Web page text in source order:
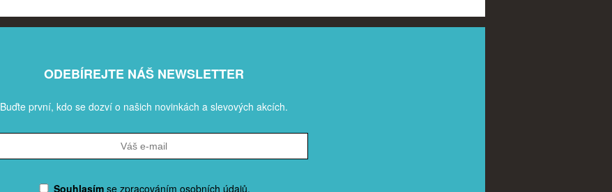
ODEBÍREJTE NÁŠ NEWSLETTER
Buďte první, kdo se dozví o našich novinkách a slevových akcích.
Souhlasím se zpracováním osobních údajů.